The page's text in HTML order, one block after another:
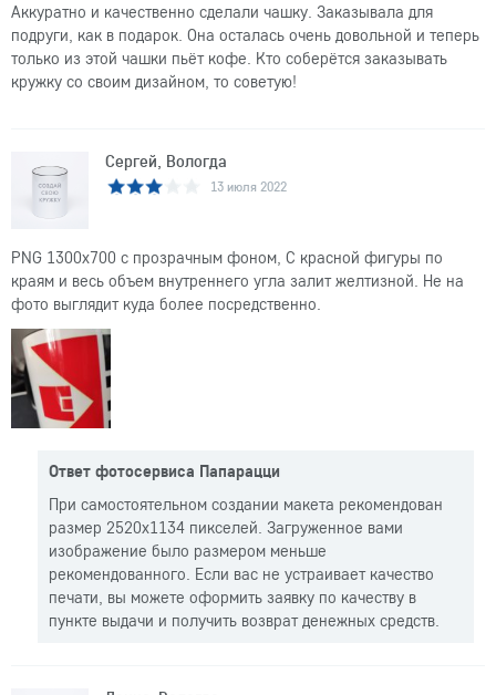
Аккуратно и качественно сделали чашку. Заказывала для
подруги, как в подарок. Она осталась очень довольной и теперь
только из этой чашки пьёт кофе. Кто соберётся заказывать
кружку со своим дизайном, то советую!
Сергей, Вологда
13 июля 2022
PNG 1300x700 с прозрачным фоном, С красной фигуры по
краям и весь объем внутреннего угла залит желтизной. Не на
фото выглядит куда более посредственно.
Ответ фотосервиса Папарацци
При самостоятельном создании макета рекомендован
размер 2520x1134 пикселей. Загруженное вами
изображение было размером меньше
рекомендованного. Если вас не устраивает качество
печати, вы можете оформить заявку по качеству в
пункте выдачи и получить возврат денежных средств.